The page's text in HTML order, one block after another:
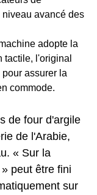
avancé des
adopte la
tactile, l'original
assurer la
commode.
de four d'argile
de l'Arabie,
« Sur la
peut être fini
sur